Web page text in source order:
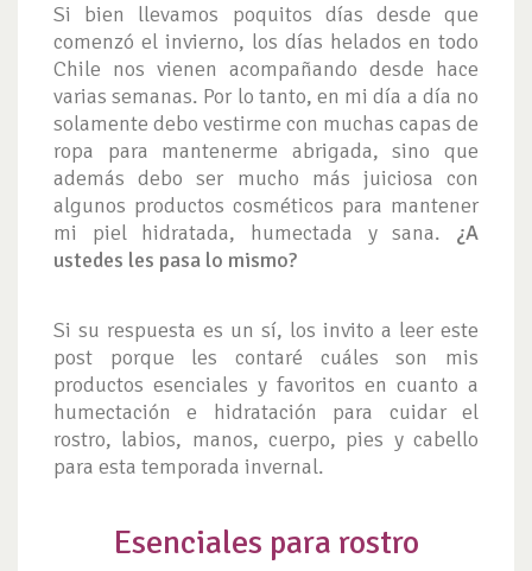
Si bien llevamos poquitos días desde que
comenzó el invierno, los días helados en todo
Chile nos vienen acompañando desde hace
varias semanas. Por lo tanto, en mi día a día no
solamente debo vestirme con muchas capas de
ropa para mantenerme abrigada, sino que
además debo ser mucho más juiciosa con
algunos productos cosméticos para mantener
mi piel hidratada, humectada y sana. ¿A
ustedes les pasa lo mismo?
Si su respuesta es un sí, los invito a leer este
post porque les contaré cuáles son mis
productos esenciales y favoritos en cuanto a
humectación e hidratación para cuidar el
rostro, labios, manos, cuerpo, pies y cabello
para esta temporada invernal.
Esenciales para rostro